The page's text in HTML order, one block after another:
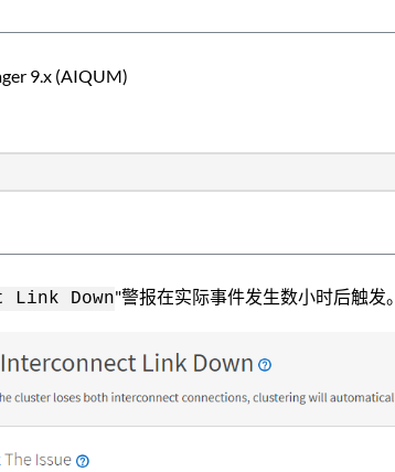
9.x (AIQUM)
Link Down"警报在实际事件发生数小时后触发。